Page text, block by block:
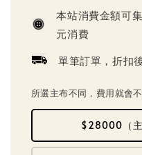
本站消費金額可
元消費
單筆訂單，折扣
所選主布不同，費用就會
$28000（主